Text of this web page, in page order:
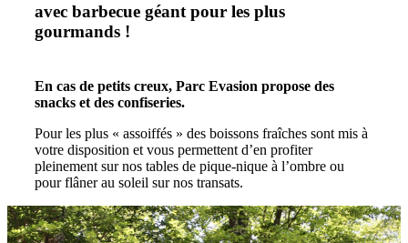
avec barbecue géant pour les plus
gourmands !
En cas de petits creux, Parc Evasion propose des
snacks et des confiseries.
Pour les plus « assoiffés » des boissons fraîches sont mis à
votre disposition et vous permettent d’en profiter
pleinement sur nos tables de pique-nique à l’ombre ou
pour flâner au soleil sur nos transats.